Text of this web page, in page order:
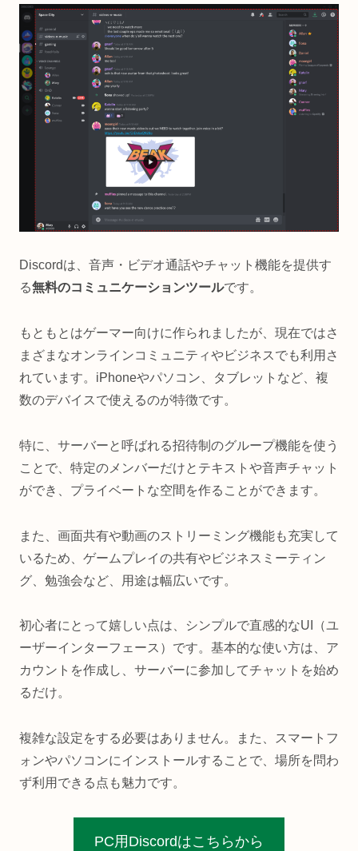
Discordは、音声・ビデオ通話やチャット機能を提供す
る無料のコミュニケーションツールです。
もともとはゲーマー向けに作られましたが、現在ではさ
まざまなオンラインコミュニティやビジネスでも利用さ
れています。iPhoneやパソコン、タブレットなど、複
数のデバイスで使えるのが特徴です。
特に、サーバーと呼ばれる招待制のグループ機能を使う
ことで、特定のメンバーだけとテキストや音声チャット
ができ、プライベートな空間を作ることができます。
また、画面共有や動画のストリーミング機能も充実して
いるため、ゲームプレイの共有やビジネスミーティン
グ、勉強会など、用途は幅広いです。
初心者にとって嬉しい点は、シンプルで直感的なUI（ユ
ーザーインターフェース）です。基本的な使い方は、ア
カウントを作成し、サーバーに参加してチャットを始め
るだけ。
複雑な設定をする必要はありません。また、スマートフ
ォンやパソコンにインストールすることで、場所を問わ
ず利用できる点も魅力です。
PC用Discordはこちらから